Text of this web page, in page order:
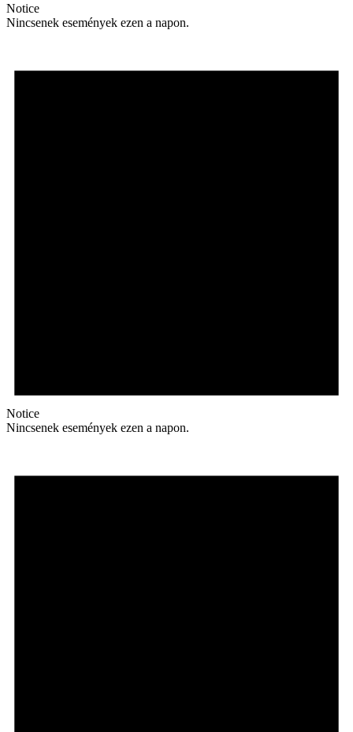
Notice
Nincsenek események ezen a napon.
Notice
Nincsenek események ezen a napon.